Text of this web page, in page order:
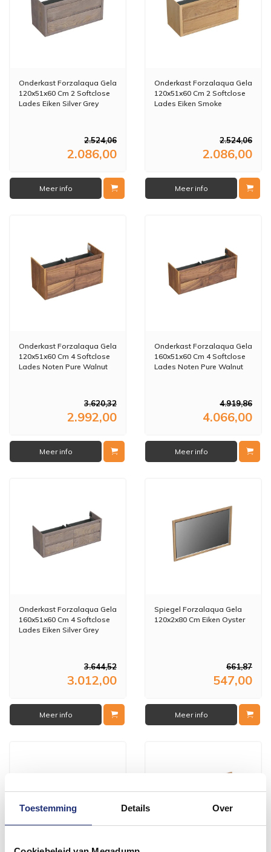
Toestemming Details Over
Onderkast Forzalaqua Gela
120x51x60 Cm 2 Softclose
Lades Eiken Silver Grey
2.524,06
2.086,00
Meer info
Onderkast Forzalaqua Gela
120x51x60 Cm 2 Softclose
Lades Eiken Smoke
2.524,06
2.086,00
Meer info
Onderkast Forzalaqua Gela
120x51x60 Cm 4 Softclose
Lades Noten Pure Walnut
3.620,32
2.992,00
Meer info
Onderkast Forzalaqua Gela
160x51x60 Cm 4 Softclose
Lades Noten Pure Walnut
4.919,86
4.066,00
Meer info
Onderkast Forzalaqua Gela
160x51x60 Cm 4 Softclose
Lades Eiken Silver Grey
3.644,52
3.012,00
Meer info
Spiegel Forzalaqua Gela
120x2x80 Cm Eiken Oyster
661,87
547,00
Meer info